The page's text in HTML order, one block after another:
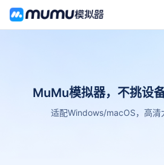
MuMu模拟器，不挑设
适配Windows/macOS，高清